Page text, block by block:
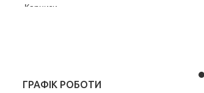
Карнизи
ГРАФІК РОБОТИ